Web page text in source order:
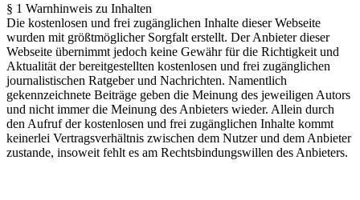
§ 1 Warnhinweis zu Inhalten
Die kostenlosen und frei zugänglichen Inhalte dieser Webseite
wurden mit größtmöglicher Sorgfalt erstellt. Der Anbieter dieser
Webseite übernimmt jedoch keine Gewähr für die Richtigkeit und
Aktualität der bereitgestellten kostenlosen und frei zugänglichen
journalistischen Ratgeber und Nachrichten. Namentlich
gekennzeichnete Beiträge geben die Meinung des jeweiligen Autors
und nicht immer die Meinung des Anbieters wieder. Allein durch
den Aufruf der kostenlosen und frei zugänglichen Inhalte kommt
keinerlei Vertragsverhältnis zwischen dem Nutzer und dem Anbieter
zustande, insoweit fehlt es am Rechtsbindungswillen des Anbieters.